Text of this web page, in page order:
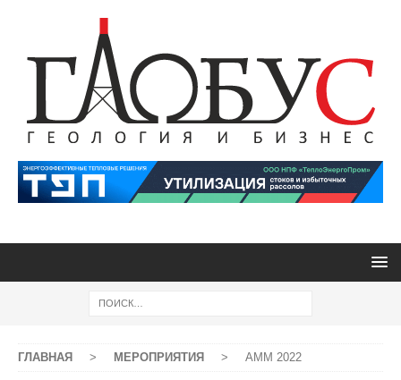
ГЛАВНАЯ > МЕРОПРИЯТИЯ > АММ 2022